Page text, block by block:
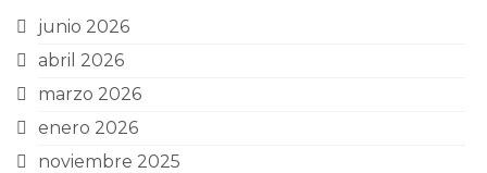
junio 2026
abril 2026
marzo 2026
enero 2026
noviembre 2025